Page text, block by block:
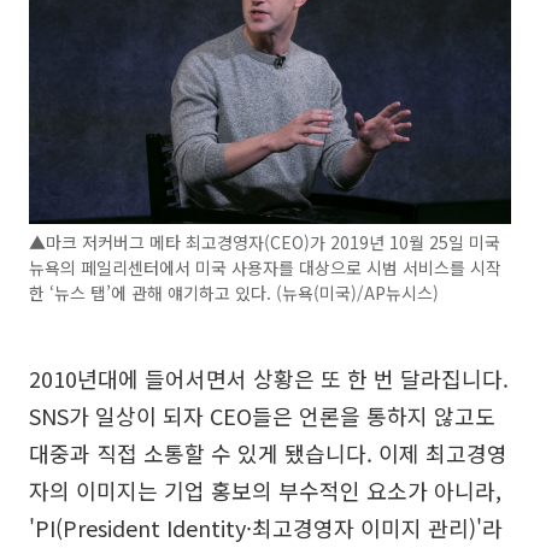
▲마크 저커버그 메타 최고경영자(CEO)가 2019년 10월 25일 미국
뉴욕의 페일리센터에서 미국 사용자를 대상으로 시범 서비스를 시작
한 ‘뉴스 탭’에 관해 얘기하고 있다. (뉴욕(미국)/AP뉴시스)
2010년대에 들어서면서 상황은 또 한 번 달라집니다.
SNS가 일상이 되자 CEO들은 언론을 통하지 않고도
대중과 직접 소통할 수 있게 됐습니다. 이제 최고경영
자의 이미지는 기업 홍보의 부수적인 요소가 아니라,
'PI(President Identity·최고경영자 이미지 관리)'라